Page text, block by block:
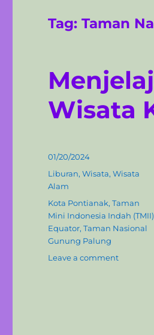
Tag:Taman
Wisata
Posted
on
01/20/2024
Categories
Liburan,Wisata,Wisata
Alam
Tags
Kota Pontianak,Taman
Mini Indonesia Indah (TMII)
Equator,Taman Nasional
Gunung Palung
Leave a commenton